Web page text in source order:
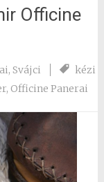
Officine
,Svájci
kézi
, Officine Panerai